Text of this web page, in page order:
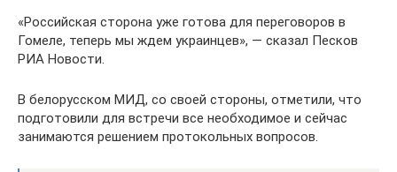
«Российская сторона уже готова для переговоров в
Гомеле, теперь мы ждем украинцев», — сказал Песков
РИА Новости.
В белорусском МИД, со своей стороны, отметили, что
подготовили для встречи все необходимое и сейчас
занимаются решением протокольных вопросов.